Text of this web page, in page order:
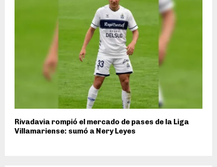
Rivadavia rompió el mercado de pases de la Liga
Villamariense: sumó a Nery Leyes